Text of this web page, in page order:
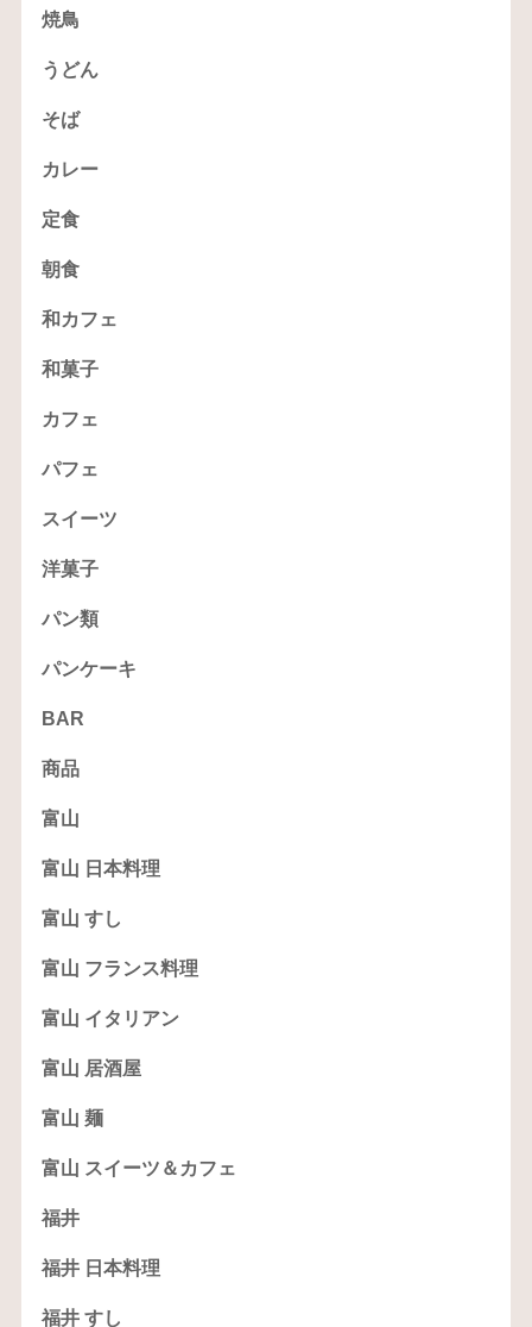
焼鳥
うどん
そば
カレー
定食
朝食
和カフェ
和菓子
カフェ
パフェ
スイーツ
洋菓子
パン類
パンケーキ
BAR
商品
富山
富山 日本料理
富山 すし
富山 フランス料理
富山 イタリアン
富山 居酒屋
富山 麺
富山 スイーツ＆カフェ
福井
福井 日本料理
福井 すし